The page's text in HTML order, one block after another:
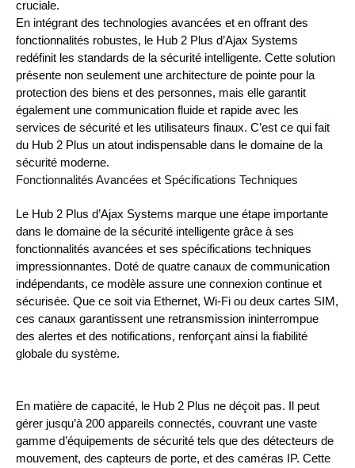
cruciale.
En intégrant des technologies avancées et en offrant des
fonctionnalités robustes, le Hub 2 Plus d’Ajax Systems
redéfinit les standards de la sécurité intelligente. Cette solution
présente non seulement une architecture de pointe pour la
protection des biens et des personnes, mais elle garantit
également une communication fluide et rapide avec les
services de sécurité et les utilisateurs finaux. C’est ce qui fait
du Hub 2 Plus un atout indispensable dans le domaine de la
sécurité moderne.
Fonctionnalités Avancées et Spécifications Techniques
Le Hub 2 Plus d’Ajax Systems marque une étape importante
dans le domaine de la sécurité intelligente grâce à ses
fonctionnalités avancées et ses spécifications techniques
impressionnantes. Doté de quatre canaux de communication
indépendants, ce modèle assure une connexion continue et
sécurisée. Que ce soit via Ethernet, Wi-Fi ou deux cartes SIM,
ces canaux garantissent une retransmission ininterrompue
des alertes et des notifications, renforçant ainsi la fiabilité
globale du système.
En matière de capacité, le Hub 2 Plus ne déçoit pas. Il peut
gérer jusqu’à 200 appareils connectés, couvrant une vaste
gamme d’équipements de sécurité tels que des détecteurs de
mouvement, des capteurs de porte, et des caméras IP. Cette